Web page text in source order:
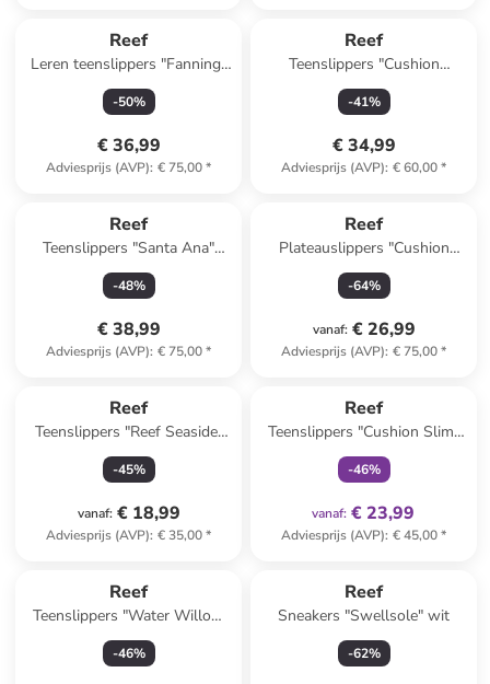
Reef
Leren teenslippers "Fanning"
lichtroze
-50%
€ 36,99
Adviesprijs (AVP): € 75,00*
Reef
Teenslippers "Cushion
Melody" lichtblauw/lichtbruin
-41%
€ 34,99
Adviesprijs (AVP): € 60,00*
Reef
Teenslippers "Santa Ana"
wit/beige
-48%
€ 38,99
Adviesprijs (AVP): € 75,00*
Reef
Plateauslippers "Cushion
Vista" turquoise
-64%
vanaf: € 26,99
Adviesprijs (AVP): € 75,00*
Reef
Teenslippers "Reef Seaside"
donkerblauw
-45%
vanaf: € 18,99
Adviesprijs (AVP): € 35,00*
Reef
Teenslippers "Cushion Slim"
lichtbruin
-46%
vanaf: € 23,99
Adviesprijs (AVP): € 45,00*
Reef
Teenslippers "Water Willow
Malibu" crème/lichtbruin
-46%
Reef
Sneakers "Swellsole" wit
-62%